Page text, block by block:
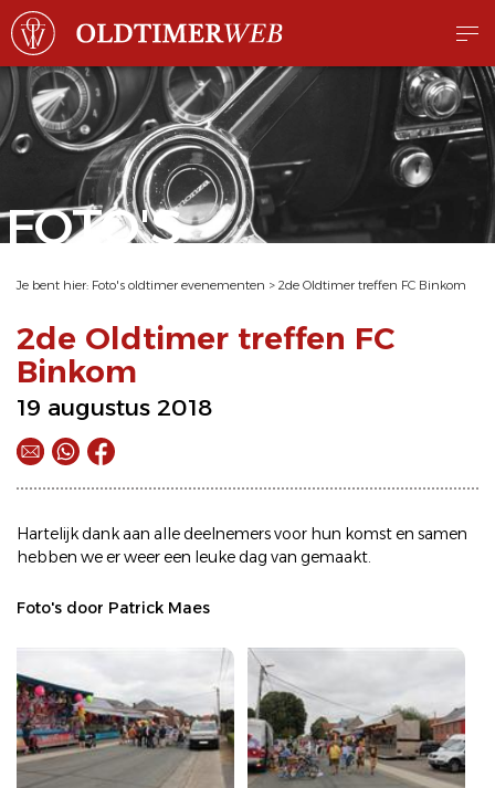
FOTO'S
Je bent hier: Foto's oldtimer evenementen > 2de Oldtimer treffen FC Binkom
2de Oldtimer treffen FC
Binkom
19 augustus 2018
Hartelijk dank aan alle deelnemers voor hun komst en samen
hebben we er weer een leuke dag van gemaakt.
Foto's door Patrick Maes